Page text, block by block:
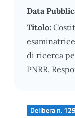
Data
Titolo:
di ricerca
PNRR.
Delibera n.